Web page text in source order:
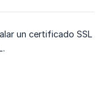
un certificado SSL